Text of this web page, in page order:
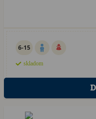
6-15
skladom